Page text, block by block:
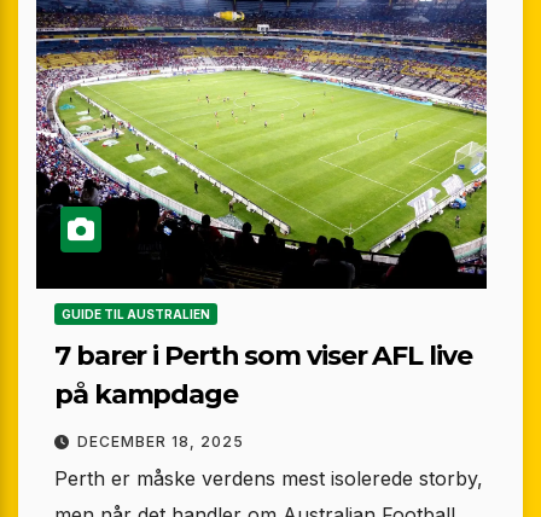
GUIDE TIL AUSTRALIEN
7 barer i Perth som viser AFL live
på kampdage
DECEMBER 18, 2025
Perth er måske verdens mest isolerede storby,